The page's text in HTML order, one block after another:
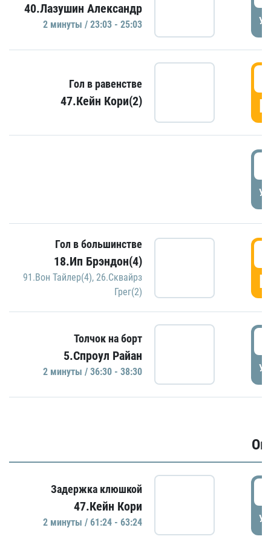
40.Лазушин Александр
2 минуты / 23:03 - 25:03
Гол в равенстве
47.Кейн Кори(2)
Гол в большинстве
18.Ип Брэндон(4)
91.Вон Тайлер(4), 26.Сквайрз
Грег(2)
Толчок на борт
5.Спроул Райан
2 минуты / 36:30 - 38:30
Задержка клюшкой
47.Кейн Кори
2 минуты / 61:24 - 63:24